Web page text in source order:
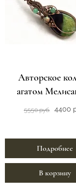
Авторское
агатом
5550 руб. 4400
Подробнее
В корзину